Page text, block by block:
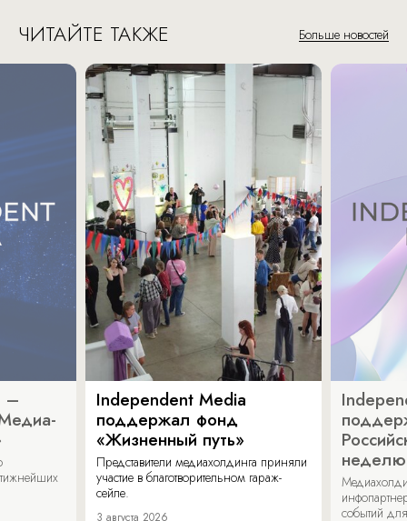
ЧИТАЙТЕ ТАКЖЕ Больше новостей
–
Independent Media
поддержал фонд
«Жизненный путь»
Представители медиахолдинга приняли
участие в благотворительном гараж-
сейле.
3 августа 2026
неделю
событий